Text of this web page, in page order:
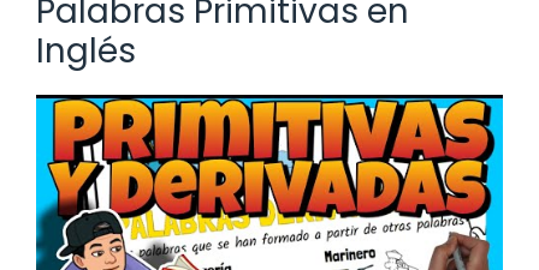
Palabras Primitivas en
Inglés